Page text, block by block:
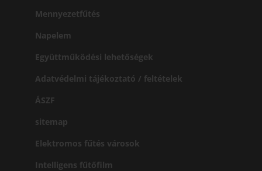
Mennyezetfűtés
Napelem
Együttműködési lehetőségek
Adatvédelmi tájékoztató / feltételek
ÁSZF
sitemap
Elektromos fűtés városok
Intelligens fűtőfilm